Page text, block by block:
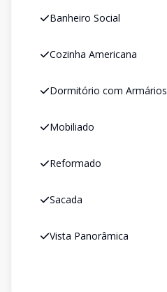
Banheiro Social
Cozinha Americana
Dormitório com Armários
Mobiliado
Reformado
Sacada
Vista Panorâmica